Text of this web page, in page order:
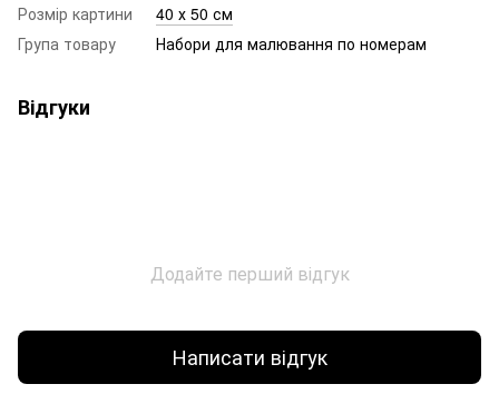
Розмір картини
40 х 50 см
Група товару
Набори для малювання по номерам
Відгуки
Додайте перший відгук
Написати відгук